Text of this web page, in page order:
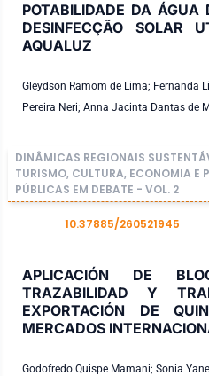
POTABILIDADE DA ÁGUA
DESINFECÇÃO SOLAR
AQUALUZ
Gleydson Ramom de Lima; Fernanda
Pereira Neri; Anna Jacinta Dantas de
DINÂMICAS REGIONAIS
TURISMO, CULTURA, ECONOMIA E
PÚBLICAS EM DEBATE - VOL. 2
10.37885/260521945
APLICACIÓN DE
TRAZABILIDAD Y
EXPORTACIÓN DE
MERCADOS
Godofredo Quispe Mamani; Sonia